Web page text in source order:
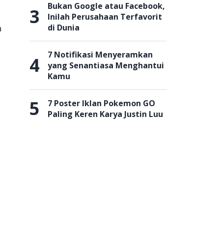
3
Bukan Google atau Facebook,
Inilah Perusahaan Terfavorit
di Dunia
4
7 Notifikasi Menyeramkan
yang Senantiasa Menghantui
Kamu
5
7 Poster Iklan Pokemon GO
Paling Keren Karya Justin Luu